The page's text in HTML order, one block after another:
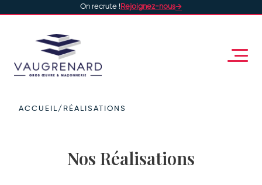
On recrute ! Rejoignez-nous
ACCUEIL/ RÉALISATIONS
Nos Réalisations